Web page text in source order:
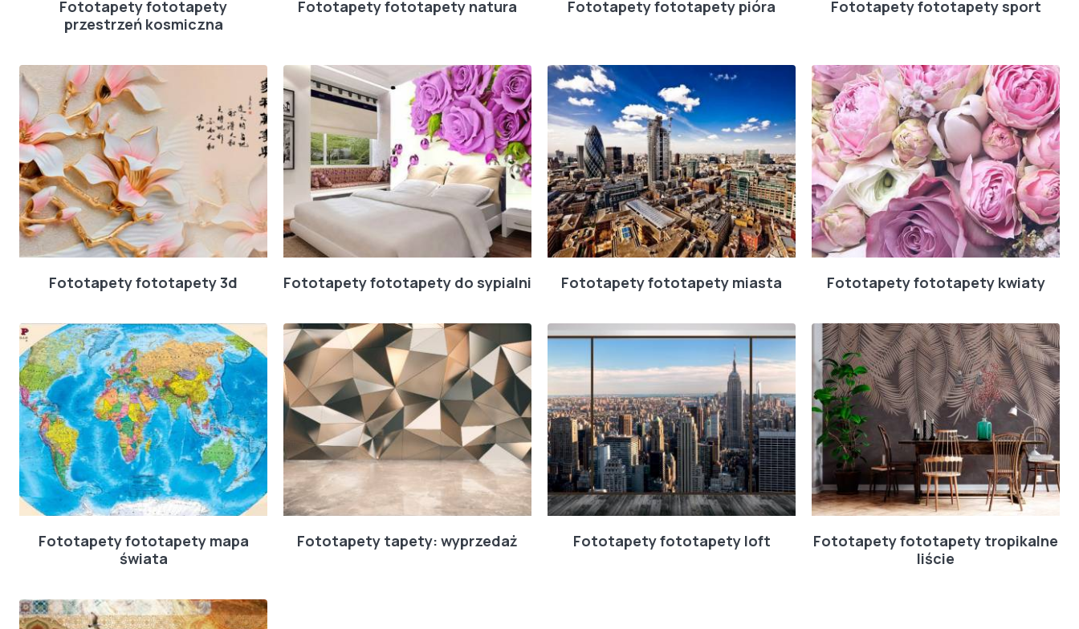
Fototapety fototapety
przestrzeń kosmiczna
Fototapety fototapety natura Fototapety fototapety pióra Fototapety fototapety sport
Fototapety fototapety 3d Fototapety fototapety do sypialni Fototapety fototapety miasta Fototapety fototapety kwiaty
Fototapety fototapety mapa
świata
Fototapety tapety: wyprzedaż Fototapety fototapety loft
Fototapety fototapety tropikalne
liście